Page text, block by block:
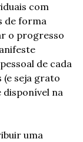
com
de forma
o progresso
de cada
seja grato
na
uma